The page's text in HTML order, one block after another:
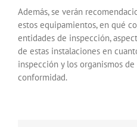
Además, se verán
estos equipamientos, en qué
entidades de inspección,
de estas instalaciones en
inspección y los organismos
conformidad.